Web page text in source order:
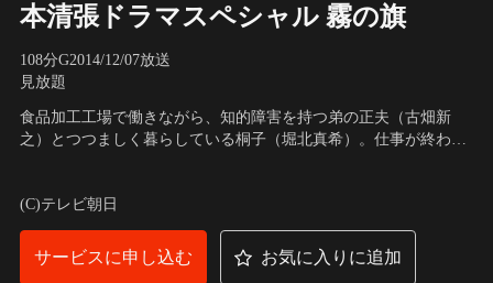
本清張ドラマスペシャル 霧の旗
108分G2014/12/07放送
見放題
食品加工工場で働きながら、知的障害を持つ弟の正夫（古畑新
之）とつつましく暮らしている桐子（堀北真希）。仕事が終わる
も幸せな日々を送っていた。
(C)テレビ朝日
サービスに申し込む お気に入りに追加